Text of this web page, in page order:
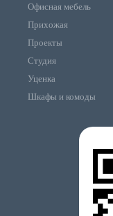
Офисная мебель
Прихожая
Проекты
Студия
Уценка
Шкафы и комоды